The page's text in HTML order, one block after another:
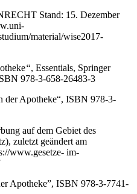
Stand: 15. Dezember
material/wise2017-
“, Essentials, Springer
978-3-658-26483-3
der Apotheke“, ISBN 978-3-
auf dem Gebiet des
zuletzt geändert am
www.gesetze- im-
Apotheke”, ISBN 978-3-7741-